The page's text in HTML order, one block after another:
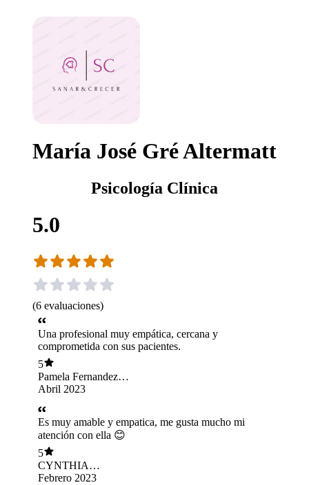
María José Gré Altermatt
Psicología Clínica
5.0
(6 evaluaciones)
Una profesional muy empática, cercana y
comprometida con sus pacientes.
5
Pamela Fernandez
Rios
Abril 2023
Es muy amable y empatica, me gusta mucho mi
atención con ella 😊
5
CYNTHIA
CAROLINA
Febrero 2023